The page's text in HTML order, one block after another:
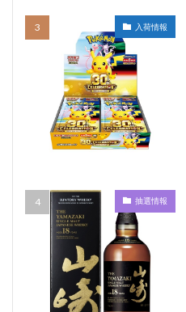
入荷情報
抽選情報